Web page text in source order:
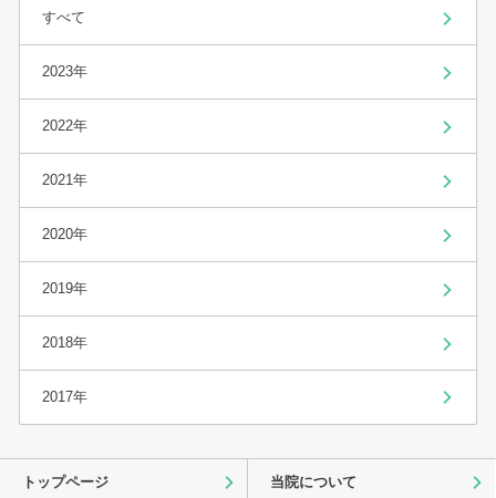
すべて
2023年
2022年
2021年
2020年
2019年
2018年
2017年
トップページ 当院について